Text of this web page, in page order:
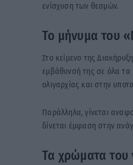
ενίσχυση των θεσμών.
Το μήνυμα του
Στο κείμενο της
εμβάθυνσή της σε όλα τα
ολιγαρχίας και στην
Παράλληλα, γίνεται
δίνεται έμφαση στην
Τα χρώματα του